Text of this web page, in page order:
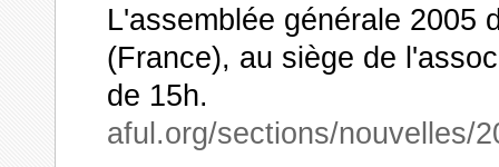
L'assemblée générale 2005
(France), au siège de
de 15h.
aful.org/sections/nouvelles/